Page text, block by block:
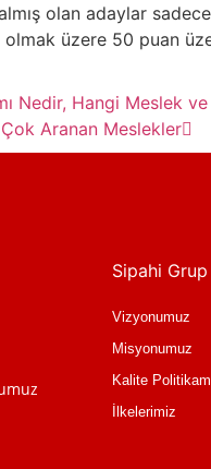
olan adaylar
üzere 50 puan
Nedir, Hangi Meslek
Aranan Meslekler
Sipahi Grup
Vizyonumuz
Misyonumuz
Kalite
İlkelerimiz